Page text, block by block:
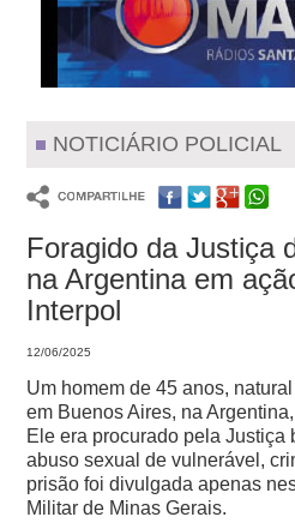
NOTICIÁRIO POLICIAL
Foragido da Justiça
na Argentina em
Interpol
12/06/2025
Um homem de 45 anos,
em Buenos Aires, na
Ele era procurado pela
abuso sexual de vulnerável,
prisão foi divulgada apenas
Militar de Minas Gerais.